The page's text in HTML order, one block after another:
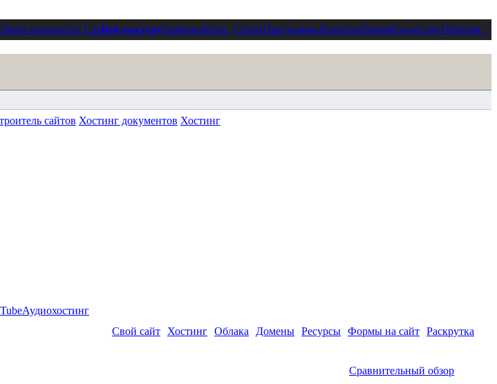
интернета- LiteВеб-мастеруГрафикаИгры, СпортПрограммыРецептыВремяРождество†Библия ⋮
Свой сайт Хостинг Облака Домены Ресурсы Формы на сайт Раскрутка
Аудиохостинг
сайтов Хостинг документов Хостинг
Сравнительный обзор